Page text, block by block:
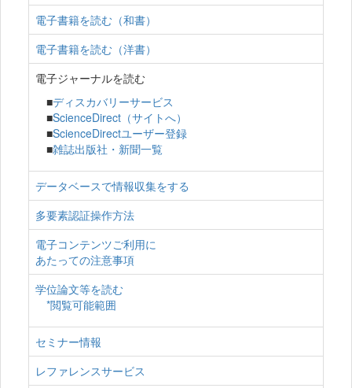
電子書籍を読む（和書）
電子書籍を読む（洋書）
電子ジャーナルを読む
■ディスカバリーサービス
■ScienceDirect（サイトへ）
■ScienceDirectユーザー登録
■雑誌出版社・新聞一覧
データベースで情報収集をする
多要素認証操作方法
電子コンテンツご利用に
あたっての注意事項
学位論文等を読む
*閲覧可能範囲
セミナー情報
レファレンスサービス